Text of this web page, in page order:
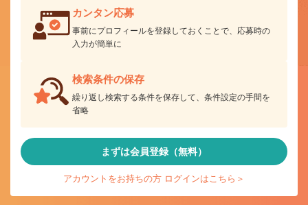
カンタン応募
事前にプロフィールを登録しておくことで、応募時の
入力が簡単に
検索条件の保存
繰り返し検索する条件を保存して、条件設定の手間を
省略
まずは会員登録（無料）
アカウントをお持ちの方 ログインはこちら＞